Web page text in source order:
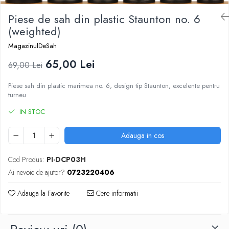
DGT
Finaluri
Instruire Generala
Lemn De Boxwood
Lemn De Carpen (hornbeam)
Piese de sah DGT
Piese De Sah Tematice Din Plastic
Piese Din Plastic
Piese sah electronice
Piese de sah din plastic Staunton no. 6
(weighted)
MagazinulDeSah
69,00 Lei 65,00 Lei
Piese sah din plastic marimea no. 6, design tip Staunton, excelente pentru
turneu
IN STOC
Adauga in cos
Cod Produs: PI-DCP03H
Ai nevoie de ajutor? 0723220406
Adauga la Favorite Cere informatii